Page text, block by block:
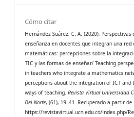
Cómo citar
Hernández Suárez, C. A. (2020). Perspectivas
enseñanza en docentes que integran una red
matemáticas: percepciones sobre la
TIC y las formas de enseñar/ Teaching
in teachers who integrate a mathematics
perceptions about the integration of ICT and
ways of teaching.Revista Virtual Universidad
Del Norte, (61), 19–41. Recuperado a partir de
https://revistavirtual.ucn.edu.co/index.php/